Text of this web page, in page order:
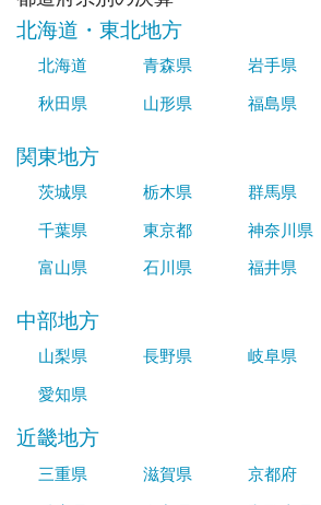
北海道・東北地方
北海道 青森県 岩手県
秋田県
山形県 福島県
関東地方
茨城県 栃木県 群馬県
千葉県
東京都 神奈川県
富山県
石川県 福井県
中部地方
山梨県 長野県 岐阜県
愛知県
近畿地方
三重県 滋賀県 京都府